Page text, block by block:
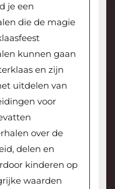
je een
die de magie
kunnen gaan
en zijn
uitdelen van
voor
over de
delen en
kinderen op
waarden